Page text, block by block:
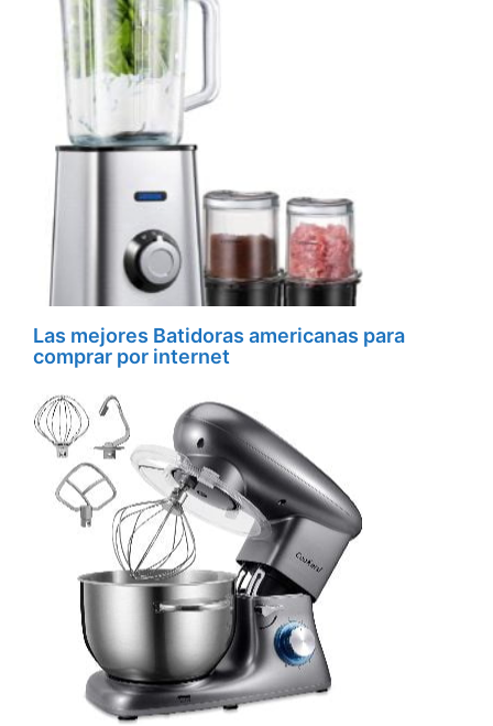
Las mejores Batidoras americanas para
comprar por internet